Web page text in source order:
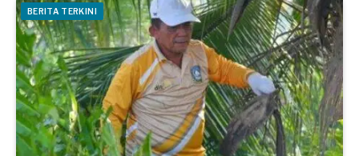
BERITA TERKINI